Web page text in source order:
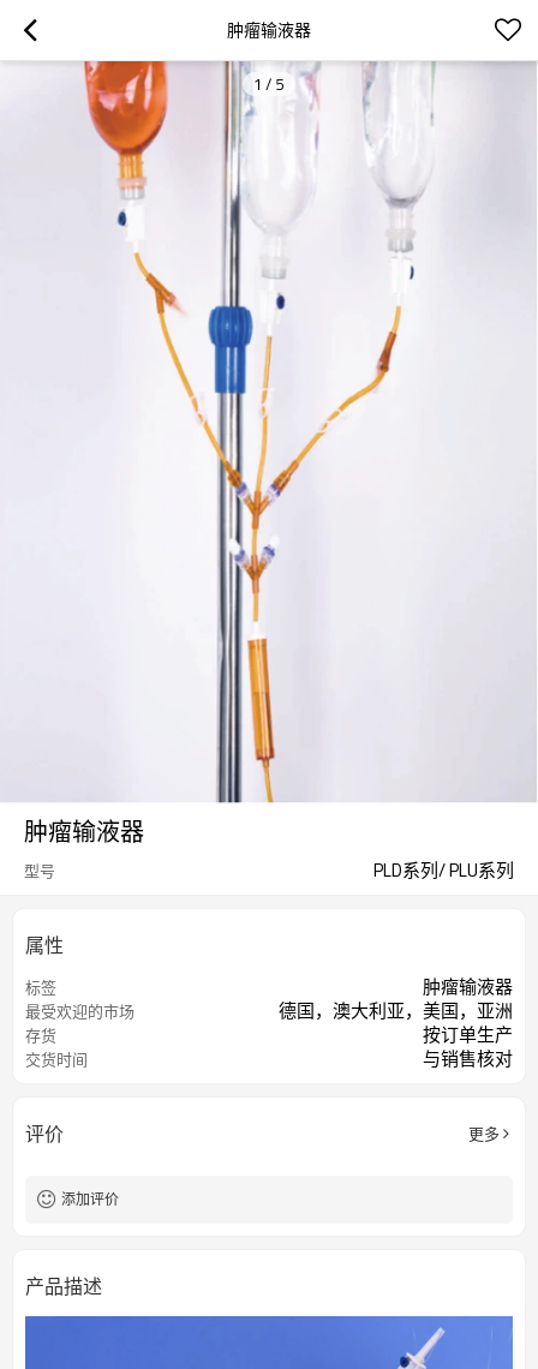
肿瘤输液器
1 / 5
肿瘤输液器
型号 PLD系列/ PLU系列
属性
标签 肿瘤输液器
最受欢迎的市场 德国，澳大利亚，美国，亚洲
存货 按订单生产
交货时间 与销售核对
评价 更多
添加评价
产品描述